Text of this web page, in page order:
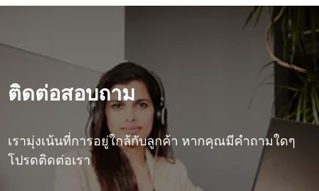
ติดต่อสอบถาม
เรามุ่งเน้นที่การอยู่ใกล้กับลูกค้า หากคุณมีคําถามใดๆ
โปรดติดต่อเรา